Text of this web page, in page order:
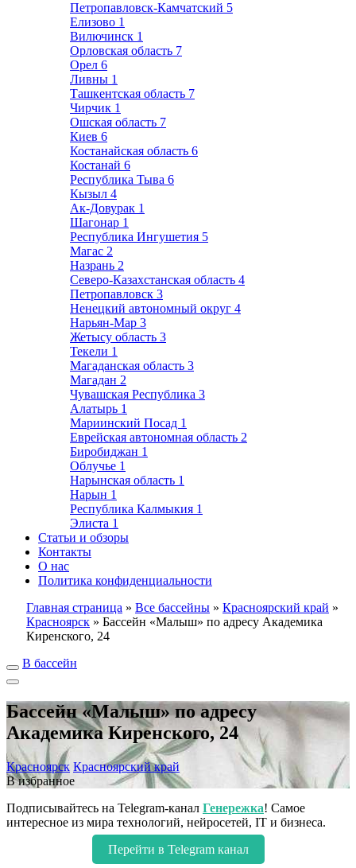
Петропавловск-Камчатский 5
Елизово 1
Вилючинск 1
Орловская область 7
Орел 6
Ливны 1
Ташкентская область 7
Чирчик 1
Ошская область 7
Киев 6
Костанайская область 6
Костанай 6
Республика Тыва 6
Кызыл 4
Ак-Довурак 1
Шагонар 1
Республика Ингушетия 5
Магас 2
Назрань 2
Северо-Казахстанская область 4
Петропавловск 3
Ненецкий автономный округ 4
Нарьян-Мар 3
Жетысу область 3
Текели 1
Магаданская область 3
Магадан 2
Чувашская Республика 3
Алатырь 1
Мариинский Посад 1
Еврейская автономная область 2
Биробиджан 1
Облучье 1
Нарынская область 1
Нарын 1
Республика Калмыкия 1
Элиста 1
Статьи и обзоры
Контакты
О нас
Политика конфиденциальности
Главная страница » Все бассейны » Красноярский край »
Красноярск » Бассейн «Малыш» по адресу Академика
Киренского, 24
В бассейн
Бассейн «Малыш» по адресу
Академика Киренского, 24
Красноярск Красноярский край
В избранное
Подписывайтесь на Telegram-канал Генережка! Самое
интересное из мира технологий, нейросетей, IT и бизнеса.
Перейти в Telegram канал